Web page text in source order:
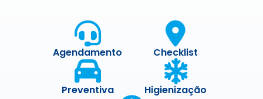
Agendamento Checklist
Preventiva Higienização